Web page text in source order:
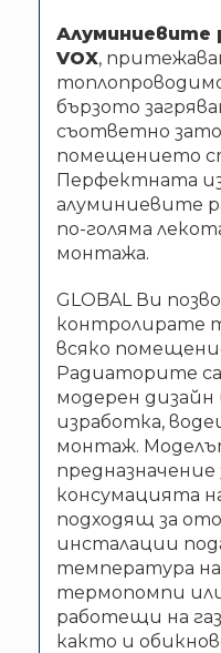
Алуминиевите
VOX,
бързото
съответно
помещението
Перфектната
алуминиевите
по-голяма
монтажа.
GLOBAL Ви
контролирате
всяко
Радиаторите
модерен
изработка,
монтаж.
предназначение
консумацията
подходящ за
инсталации
температура
термопомпи
работещи на
както и